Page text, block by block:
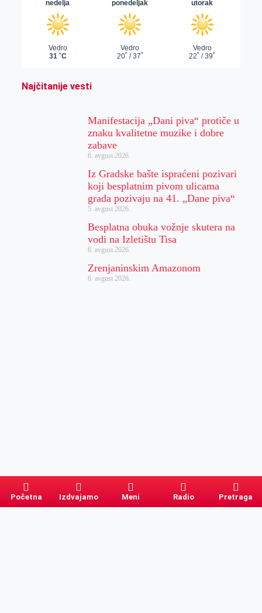
Najčitanije vesti
Manifestacija „Dani piva“ protiče u
znaku kvalitetne muzike i dobre
zabave
6. avgust 2026.
Iz Gradske bašte ispraćeni pozivari
koji besplatnim pivom ulicama
grada pozivaju na 41. „Dane piva“
5. avgust 2026.
Besplatna obuka vožnje skutera na
vodi na Izletištu Tisa
6. avgust 2026.
Zrenjaninskim Amazonom
6. avgust 2026.
Početna Izdvajamo Meni Radio Pretraga